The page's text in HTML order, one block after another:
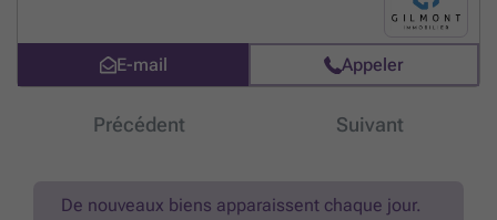
avec débarras, une salle de douches, une toilette et une mezzanine.
Au sous-sol, nous avons 4 caves et la chaufferie. Jardin privatif. PEB C
- 249 kwh/m²/an - CU ° 20240523025861. Prix : 549.000€ sous
réserve d'acceptation des propriétaires. Plus d'infos, visite 360° et
plans 3D sur ###En savoir plus ?
E-mail Appeler
Précédent Suivant
De nouveaux biens apparaissent chaque jour.